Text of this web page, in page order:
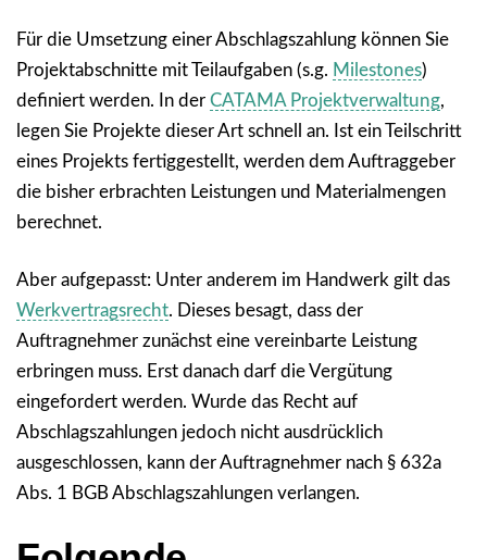
Für die Umsetzung einer Abschlagszahlung können Sie
Projektabschnitte mit Teilaufgaben (s.g. Milestones)
definiert werden. In der CATAMA Projektverwaltung,
legen Sie Projekte dieser Art schnell an. Ist ein Teilschritt
eines Projekts fertiggestellt, werden dem Auftraggeber
die bisher erbrachten Leistungen und Materialmengen
berechnet.
Aber aufgepasst: Unter anderem im Handwerk gilt das
Werkvertragsrecht. Dieses besagt, dass der
Auftragnehmer zunächst eine vereinbarte Leistung
erbringen muss. Erst danach darf die Vergütung
eingefordert werden. Wurde das Recht auf
Abschlagszahlungen jedoch nicht ausdrücklich
ausgeschlossen, kann der Auftragnehmer nach § 632a
Abs. 1 BGB Abschlagszahlungen verlangen.